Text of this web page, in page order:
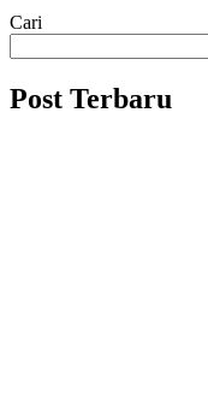
Cari
Post Terbaru